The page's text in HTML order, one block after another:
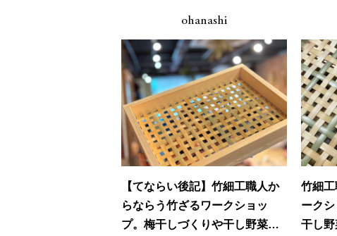
ohanashi
【てならい後記】竹細工職人か
らならう竹ざるワークショッ
プ。梅干しづくりや干し野菜に
竹細
ーク
干し野